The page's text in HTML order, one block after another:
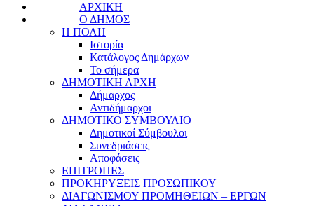
ΑΡΧΙΚΗ
Ο ΔΗΜΟΣ
Η ΠΟΛΗ
Ιστορία
Κατάλογος Δημάρχων
Το σήμερα
ΔΗΜΟΤΙΚΗ ΑΡΧΗ
Δήμαρχος
Αντιδήμαρχοι
ΔΗΜΟΤΙΚΟ ΣΥΜΒΟΥΛΙΟ
Δημοτικοί Σύμβουλοι
Συνεδριάσεις
Αποφάσεις
ΕΠΙΤΡΟΠΕΣ
ΠΡΟΚΗΡΥΞΕΙΣ ΠΡΟΣΩΠΙΚΟΥ
ΔΙΑΓΩΝΙΣΜΟΥ ΠΡΟΜΗΘΕΙΩΝ – ΕΡΓΩΝ